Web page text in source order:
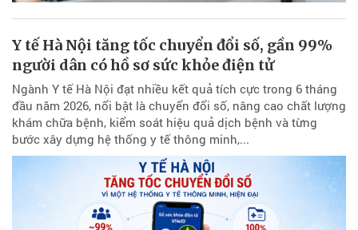
Y tế Hà Nội tăng tốc chuyển đổi số, gần 99%
người dân có hồ sơ sức khỏe điện tử
Ngành Y tế Hà Nội đạt nhiều kết quả tích cực trong 6 tháng
đầu năm 2026, nổi bật là chuyển đổi số, nâng cao chất lượng
khám chữa bệnh, kiểm soát hiệu quả dịch bệnh và từng
bước xây dựng hệ thống y tế thông minh,...